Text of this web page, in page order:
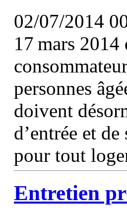
02/07/2014
17 mars 2014
personnes
doivent
d’entrée et
pour tout
Entretien